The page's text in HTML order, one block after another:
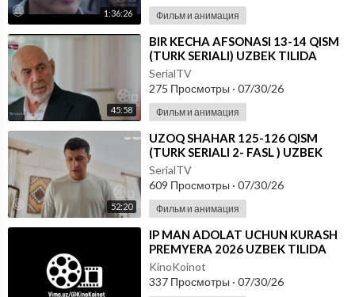
1:36:26 Фильм и анимация
45:58
⁣BIR KECHA AFSONASI 13-14 QISM
(TURK SERIALI) UZBEK TILIDA
SerialTV
275 Просмотры · 07/30/26
Фильм и анимация
52:20
⁣UZOQ SHAHAR 125-126 QISM
(TURK SERIALI 2- FASL ) UZBEK
TILIDA
SerialTV
609 Просмотры · 07/30/26
Фильм и анимация
⁣IP MAN ADOLAT UCHUN KURASH
PREMYERA 2026 UZBEK TILIDA
KinoKoinot
337 Просмотры · 07/30/26